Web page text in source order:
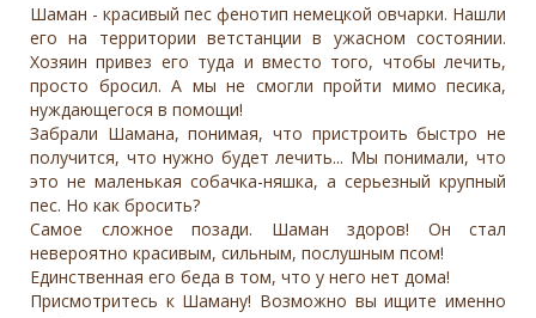
Шаман - красивый пес фенотип немецкой овчарки. Нашли
его на территории ветстанции в ужасном состоянии.
Хозяин привез его туда и вместо того, чтобы лечить,
просто бросил. А мы не смогли пройти мимо песика,
нуждающегося в помощи!
Забрали Шамана, понимая, что пристроить быстро не
получится, что нужно будет лечить... Мы понимали, что
это не маленькая собачка-няшка, а серьезный крупный
пес. Но как бросить?
Самое сложное позади. Шаман здоров! Он стал
невероятно красивым, сильным, послушным псом!
Единственная его беда в том, что у него нет дома!
Присмотритесь к Шаману! Возможно вы ищите именно